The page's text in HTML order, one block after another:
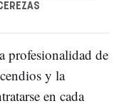
profesionalidad de
y la
en cada